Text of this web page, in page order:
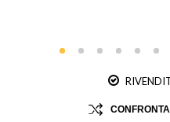
CONFRONTA